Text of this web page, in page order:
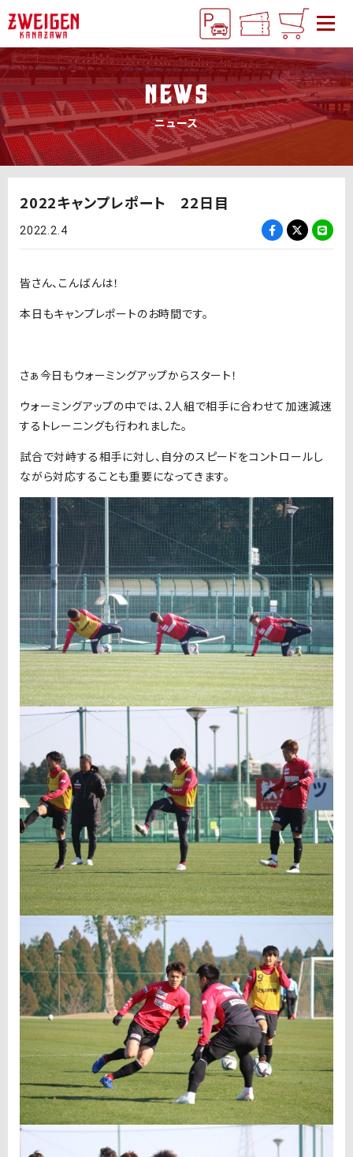
NEWS
ニュース
2022キャンプレポート 22日目
2022.2.4
皆さん、こんばんは！
本日もキャンプレポートのお時間です。
さぁ今日もウォーミングアップからスタート！
ウォーミングアップの中では、2人組で相手に合わせて加速減速
するトレーニングも行われました。
試合で対峙する相手に対し、自分のスピードをコントロールし
ながら対応することも重要になってきます。